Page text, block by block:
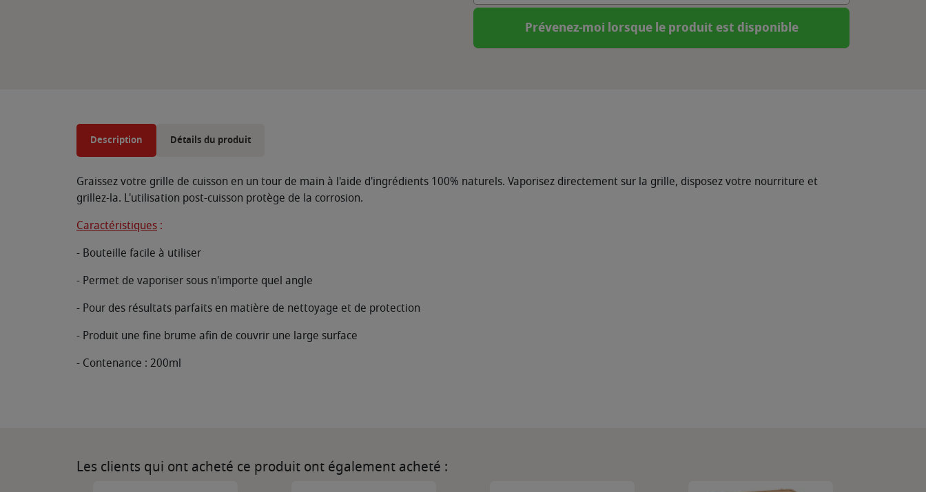
Prévenez-moi lorsque le produit est disponible
Description Détails du produit
Graissez votre grille de cuisson en un tour de main à l'aide d'ingrédients 100% naturels. Vaporisez directement sur la grille, disposez votre nourriture et
grillez-la. L'utilisation post-cuisson protège de la corrosion.
Caractéristiques :
- Bouteille facile à utiliser
- Permet de vaporiser sous n'importe quel angle
- Pour des résultats parfaits en matière de nettoyage et de protection
- Produit une fine brume afin de couvrir une large surface
- Contenance : 200ml
Les clients qui ont acheté ce produit ont également acheté :